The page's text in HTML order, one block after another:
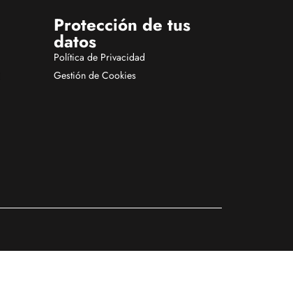
Protección de tus
datos
Política de Privacidad
Gestión de Cookies